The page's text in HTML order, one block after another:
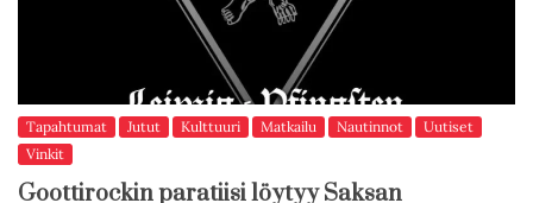
Tapahtumat Jutut Kulttuuri Matkailu Nautinnot
Uutiset
Vinkit
Goottirockin paratiisi löytyy Saksan